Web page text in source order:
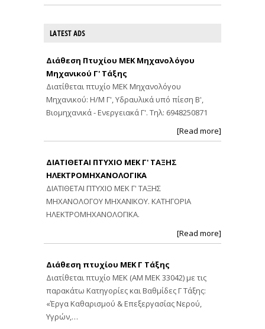
LATEST ADS
Διάθεση Πτυχίου ΜΕΚ Μηχανολόγου
Μηχανικού Γ' Τάξης
Διατίθεται πτυχίο ΜΕΚ Μηχανολόγου
Μηχανικού: Η/Μ Γ', Υδραυλικά υπό πίεση Β',
Βιομηχανικά - Ενεργειακά Γ'. Τηλ: 6948250871
[Read more]
ΔΙΑΤΙΘΕΤΑΙ ΠΤΥΧΙΟ ΜΕΚ Γ' ΤΑΞΗΣ
ΗΛΕΚΤΡΟΜΗΧΑΝΟΛΟΓΙΚΑ
ΔΙΑΤΙΘΕΤΑΙ ΠΤΥΧΙΟ ΜΕΚ Γ' ΤΑΞΗΣ
ΜΗΧΑΝΟΛΟΓΟΥ ΜΗΧΑΝΙΚΟΥ. ΚΑΤΗΓΟΡΙΑ
ΗΛΕΚΤΡΟΜΗΧΑΝΟΛΟΓΙΚΑ.
[Read more]
Διάθεση πτυχίου ΜΕΚ Γ Τάξης
Διατίθεται πτυχίο ΜΕΚ (ΑΜ ΜΕΚ 33042) με τις
παρακάτω Κατηγορίες και Βαθμίδες Γ Τάξης:
«Έργα Καθαρισμού & Επεξεργασίας Νερού,
Υγρών,…